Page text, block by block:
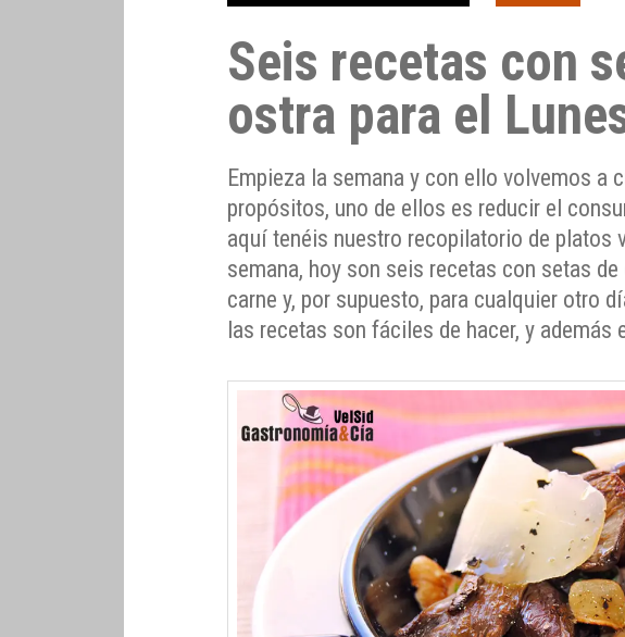
Seis recetas con
ostra para el
Empieza la semana y con ello volvemos a
propósitos, uno de ellos es reducir el
aquí tenéis nuestro recopilatorio de platos
semana, hoy son seis recetas con setas
carne y, por supuesto, para cualquier otro
las recetas son fáciles de hacer, y además